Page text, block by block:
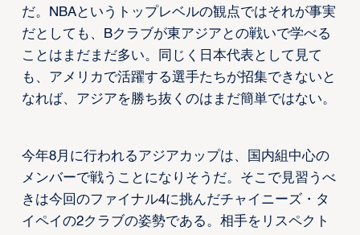
だ。NBAというトップレベルの観点ではそれが事実
だとしても、Bクラブが東アジアとの戦いで学べる
ことはまだまだ多い。同じく日本代表として見て
も、アメリカで活躍する選手たちが招集できないと
なれば、アジアを勝ち抜くのはまだ簡単ではない。
今年8月に行われるアジアカップは、国内組中心の
メンバーで戦うことになりそうだ。そこで見習うべ
きは今回のファイナル4に挑んだチャイニーズ・タ
イペイの2クラブの姿勢である。相手をリスペクト